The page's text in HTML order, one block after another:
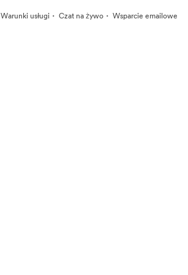
Warunki usługi · Czat na żywo · Wsparcie emailowe